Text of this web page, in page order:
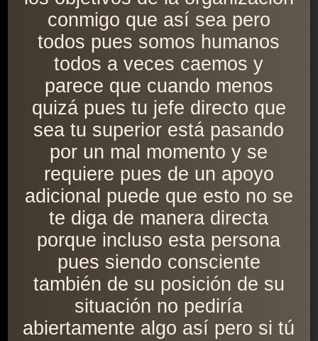
conmigo que así sea pero
todos pues somos humanos
todos a veces caemos y
parece que cuando menos
quizá pues tu jefe directo que
sea tu superior está pasando
por un mal momento y se
requiere pues de un apoyo
adicional puede que esto no se
te diga de manera directa
porque incluso esta persona
pues siendo consciente
también de su posición de su
situación no pediría
abiertamente algo así pero si tú